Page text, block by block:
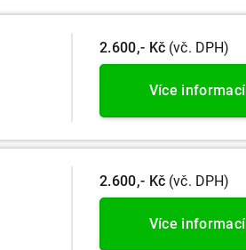
2.600,- Kč (vč. DPH)
Více informací
2.600,- Kč (vč. DPH)
Více informací